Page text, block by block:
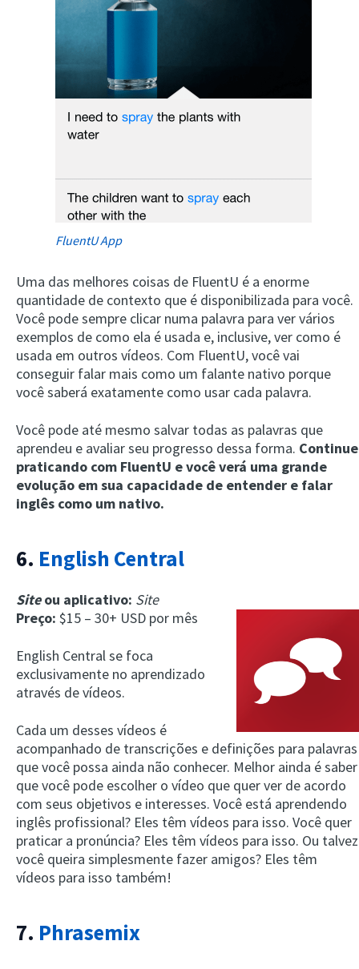
FluentU App
Uma das melhores coisas de FluentU é a enorme
quantidade de contexto que é disponibilizada para você.
Você pode sempre clicar numa palavra para ver vários
exemplos de como ela é usada e, inclusive, ver como é
usada em outros vídeos. Com FluentU, você vai
conseguir falar mais como um falante nativo porque
você saberá exatamente como usar cada palavra.
Você pode até mesmo salvar todas as palavras que
aprendeu e avaliar seu progresso dessa forma. Continue
praticando com FluentU e você verá uma grande
evolução em sua capacidade de entender e falar
inglês como um nativo.
6. English Central
Siteou aplicativo: Site
Preço: $15 – 30+ USD por mês
English Central se foca
exclusivamente no aprendizado
através de vídeos.
Cada um desses vídeos é
acompanhado de transcrições e definições para palavras
que você possa ainda não conhecer. Melhor ainda é saber
que você pode escolher o vídeo que quer ver de acordo
com seus objetivos e interesses. Você está aprendendo
inglês profissional? Eles têm vídeos para isso. Você quer
praticar a pronúncia? Eles têm vídeos para isso. Ou talvez
você queira simplesmente fazer amigos? Eles têm
vídeos para isso também!
7. Phrasemix